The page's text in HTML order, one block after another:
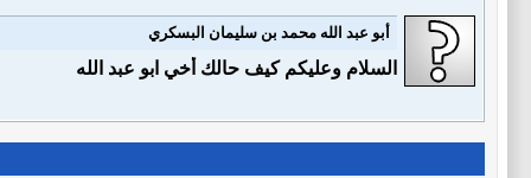
أبو عبد الله محمد بن سليمان البسكري
السلام وعليكم كيف حالك أخي ابو عبد الله